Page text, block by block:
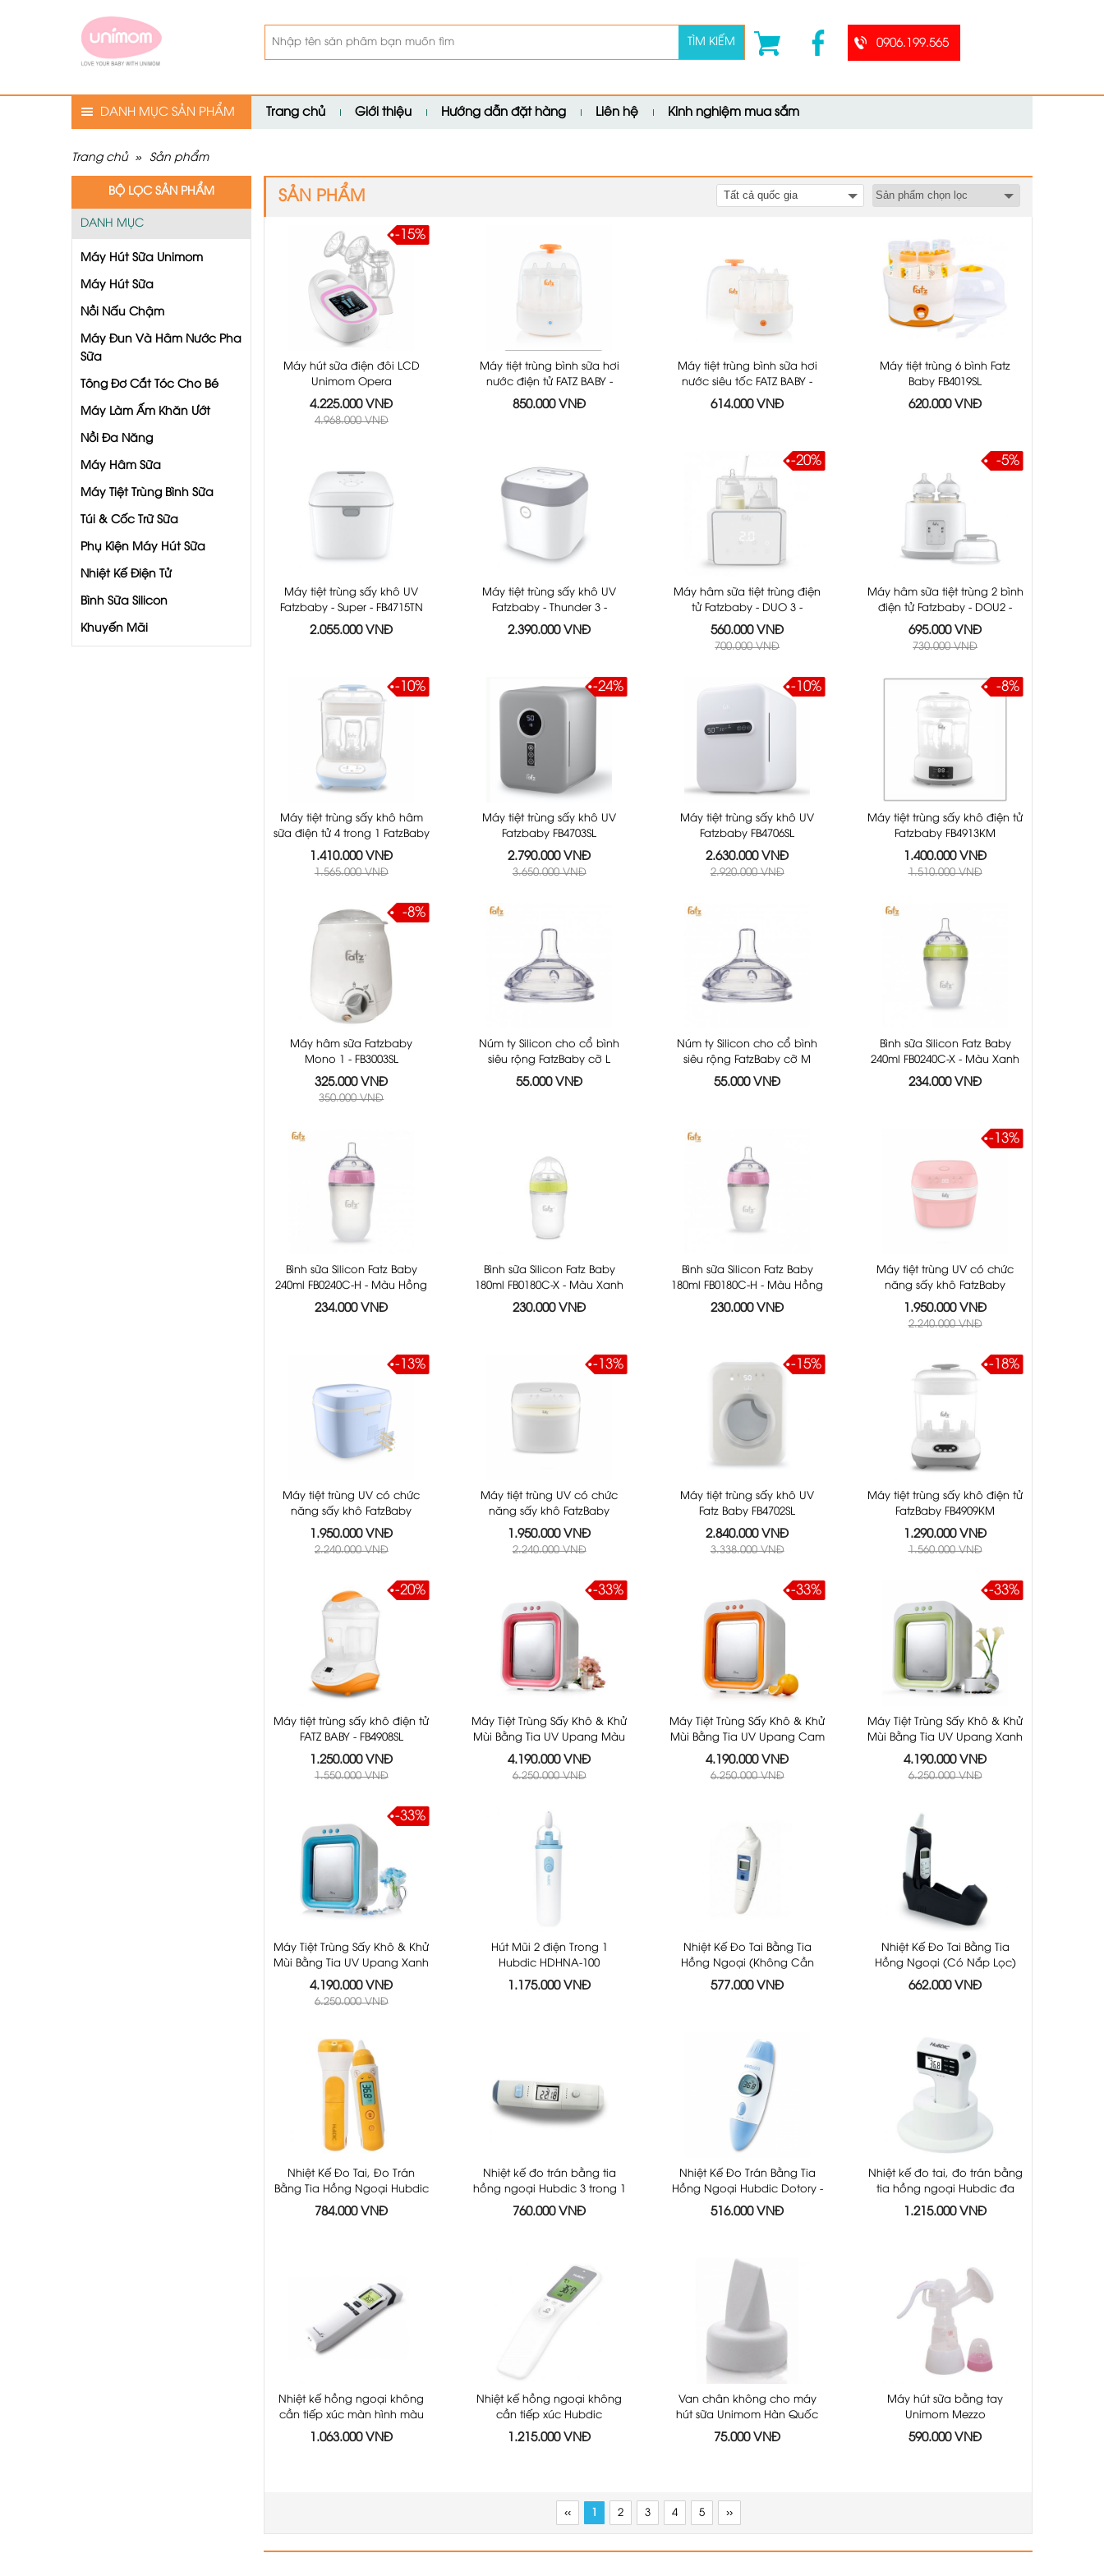
TÌM KIẾM 0906.199.565
DANH MỤC SẢN PHẨM Trang chủ Giới thiệu Hướng dẫn đặt hàng Liên hệ Kinh nghiệm mua sắm
Trang chủ » Sản phẩm
BỘ LỌC SẢN PHẨM
DANH MỤC
Máy Hút Sữa Unimom
Máy Hút Sữa
Nồi Nấu Chậm
Máy Đun Và Hâm Nước Pha
Sữa
Tông Đơ Cắt Tóc Cho Bé
Máy Làm Ấm Khăn Ướt
Nồi Đa Năng
Máy Hâm Sữa
Máy Tiệt Trùng Bình Sữa
Túi & Cốc Trữ Sữa
Phụ Kiện Máy Hút Sữa
Nhiệt Kế Điện Tử
Bình Sữa Silicon
Khuyến Mãi
SẢN PHẨM Tất cả quốc gia
Máy hút sữa điện đôi LCD
Unimom Opera
4.225.000 VNĐ
4.968.000 VNĐ
-15%
Máy tiệt trùng bình sữa hơi
nước điện tử FATZ BABY -
FB4036SL
850.000 VNĐ
Máy tiệt trùng bình sữa hơi
nước siêu tốc FATZ BABY -
FB4021SL
614.000 VNĐ
Máy tiệt trùng 6 bình Fatz
Baby FB4019SL
620.000 VNĐ
Máy tiệt trùng sấy khô UV
Fatzbaby - Super - FB4715TN
2.055.000 VNĐ
Máy tiệt trùng sấy khô UV
Fatzbaby - Thunder 3 -
FB4713TN
2.390.000 VNĐ
Máy hâm sữa tiệt trùng điện
tử Fatzbaby - DUO 3 -
FB3093VN
560.000 VNĐ
700.000 VNĐ
-20%
Máy hâm sữa tiệt trùng 2 bình
điện tử Fatzbaby - DOU2 -
FB3223SL
695.000 VNĐ
730.000 VNĐ
-5%
Máy tiệt trùng sấy khô hâm
sữa điện tử 4 trong 1 FatzBaby
FB4910KM
1.410.000 VNĐ
1.565.000 VNĐ
-10%
Máy tiệt trùng sấy khô UV
Fatzbaby FB4703SL
2.790.000 VNĐ
3.650.000 VNĐ
-24%
Máy tiệt trùng sấy khô UV
Fatzbaby FB4706SL
2.630.000 VNĐ
2.920.000 VNĐ
-10%
Máy tiệt trùng sấy khô điện tử
Fatzbaby FB4913KM
1.400.000 VNĐ
1.510.000 VNĐ
-8%
Máy hâm sữa Fatzbaby
Mono 1 - FB3003SL
325.000 VNĐ
350.000 VNĐ
-8%
Núm ty Silicon cho cổ bình
siêu rộng FatzBaby cỡ L
FB0003C
55.000 VNĐ
Núm ty Silicon cho cổ bình
siêu rộng FatzBaby cỡ M
FB0002C
55.000 VNĐ
Bình sữa Silicon Fatz Baby
240ml FB0240C-X - Màu Xanh
234.000 VNĐ
Bình sữa Silicon Fatz Baby
240ml FB0240C-H - Màu Hồng
234.000 VNĐ
Bình sữa Silicon Fatz Baby
180ml FB0180C-X - Màu Xanh
230.000 VNĐ
Bình sữa Silicon Fatz Baby
180ml FB0180C-H - Màu Hồng
230.000 VNĐ
Máy tiệt trùng UV có chức
năng sấy khô FatzBaby
FB4700KM - Màu Hồng
1.950.000 VNĐ
2.240.000 VNĐ
-13%
Máy tiệt trùng UV có chức
năng sấy khô FatzBaby
FB4700KM - Màu Xanh
1.950.000 VNĐ
2.240.000 VNĐ
-13%
Máy tiệt trùng UV có chức
năng sấy khô FatzBaby
FB4700KM - Màu Trắng
1.950.000 VNĐ
2.240.000 VNĐ
-13%
Máy tiệt trùng sấy khô UV
Fatz Baby FB4702SL
2.840.000 VNĐ
3.338.000 VNĐ
-15%
Máy tiệt trùng sấy khô điện tử
FatzBaby FB4909KM
1.290.000 VNĐ
1.560.000 VNĐ
-18%
Máy tiệt trùng sấy khô điện tử
FATZ BABY - FB4908SL
1.250.000 VNĐ
1.550.000 VNĐ
-20%
Máy Tiệt Trùng Sấy Khô & Khử
Mùi Bằng Tia UV Upang Màu
Hồng
4.190.000 VNĐ
6.250.000 VNĐ
-33%
Máy Tiệt Trùng Sấy Khô & Khử
Mùi Bằng Tia UV Upang Cam
4.190.000 VNĐ
6.250.000 VNĐ
-33%
Máy Tiệt Trùng Sấy Khô & Khử
Mùi Bằng Tia UV Upang Xanh
Lá
4.190.000 VNĐ
6.250.000 VNĐ
-33%
Máy Tiệt Trùng Sấy Khô & Khử
Mùi Bằng Tia UV Upang Xanh
Dương
4.190.000 VNĐ
6.250.000 VNĐ
-33%
Hút Mũi 2 điện Trong 1
Hubdic HDHNA-100
1.175.000 VNĐ
Nhiệt Kế Đo Tai Bằng Tia
Hồng Ngoại (Không Cần
Nắp Lọc) Hubdic Tommy
577.000 VNĐ
Nhiệt Kế Đo Tai Bằng Tia
Hồng Ngoại (Có Nắp Lọc)
Hubdic Thermo Buddy -
662.000 VNĐ
Nhiệt Kế Đo Tai, Đo Trán
Bằng Tia Hồng Ngoại Hubdic
Đa Chức Năng 3 Trong 1
784.000 VNĐ
Nhiệt kế đo trán bằng tia
hồng ngoại Hubdic 3 trong 1
Dotory Multi HDFS201
760.000 VNĐ
Nhiệt Kế Đo Trán Bằng Tia
Hồng Ngoại Hubdic Dotory -
HDFS100
516.000 VNĐ
Nhiệt kế đo tai, đo trán bằng
tia hồng ngoại Hubdic đa
năng 3 trong 1 HDFS-300
1.215.000 VNĐ
Nhiệt kế hồng ngoại không
cần tiếp xúc màn hình màu
có báo sốt Hubdic
1.063.000 VNĐ
Nhiệt kế hồng ngoại không
cần tiếp xúc Hubdic
Thermofinder Plus - HDFS1000
1.215.000 VNĐ
Van chân không cho máy
hút sữa Unimom Hàn Quốc
75.000 VNĐ
Máy hút sữa bằng tay
Unimom Mezzo
590.000 VNĐ
‹‹ 2 3 4 5 ››